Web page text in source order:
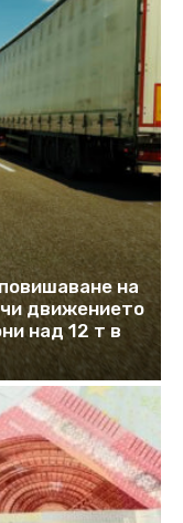
на
движението
над 12 т в